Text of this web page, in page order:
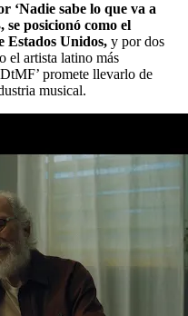
‘Nadie sabe lo que va a
se posicionó como el
Estados Unidos, y por dos
el artista latino más
promete llevarlo de
musical.